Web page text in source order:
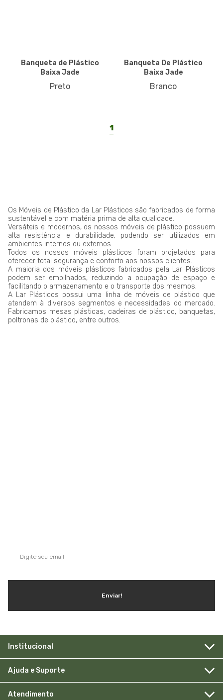
Banqueta de Plástico
Baixa Jade
Preto
Banqueta De Plástico
Baixa Jade
Branco
1
Os Móveis de Plástico da Lar Plásticos são fabricados de forma
sustentável e com matéria prima de alta qualidade.
Versáteis e modernos, os nossos móveis de plástico possuem
alta resistência e durabilidade, podendo ser utilizados em
ambientes internos ou externos.
Todos os nossos móveis plásticos foram projetados para
oferecer total segurança e conforto aos nossos clientes.
A maioria dos móveis plásticos fabricados pela Lar Plásticos
podem ser empilhados, reduzindo a ocupação de espaço e
facilitando o armazenamento e o transporte dos mesmos.
A Lar Plásticos possui uma linha de móveis de plástico que
atendem à diversos segmentos e necessidades do mercado.
Fabricamos mesas plásticas, cadeiras de plástico, banquetas,
poltronas de plástico, entre outros.
Enviar!
Institucional
Ajuda e Suporte
Atendimento